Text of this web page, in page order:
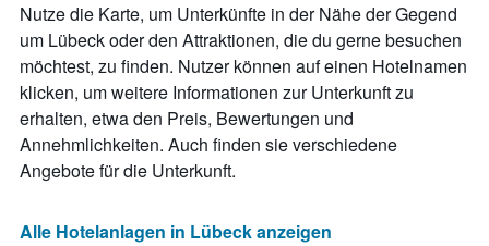
Nutze die Karte, um Unterkünfte in der Nähe der Gegend
um Lübeck oder den Attraktionen, die du gerne besuchen
möchtest, zu finden. Nutzer können auf einen Hotelnamen
klicken, um weitere Informationen zur Unterkunft zu
erhalten, etwa den Preis, Bewertungen und
Annehmlichkeiten. Auch finden sie verschiedene
Angebote für die Unterkunft.
Alle Hotelanlagen in Lübeck anzeigen